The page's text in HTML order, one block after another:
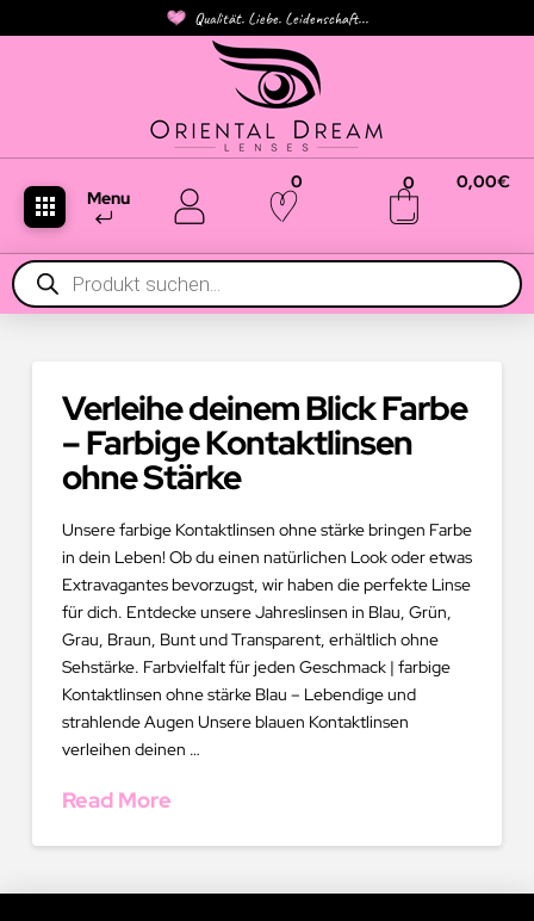
Qualität. Liebe. Leidenschaft...
Menu
0 0 0,00€
Products
search
Verleihe deinem Blick Farbe
– Farbige Kontaktlinsen
ohne Stärke
Unsere farbige Kontaktlinsen ohne stärke bringen Farbe
in dein Leben! Ob du einen natürlichen Look oder etwas
Extravagantes bevorzugst, wir haben die perfekte Linse
für dich. Entdecke unsere Jahreslinsen in Blau, Grün,
Grau, Braun, Bunt und Transparent, erhältlich ohne
Sehstärke. Farbvielfalt für jeden Geschmack | farbige
Kontaktlinsen ohne stärke Blau – Lebendige und
strahlende Augen Unsere blauen Kontaktlinsen
verleihen deinen …
Read More